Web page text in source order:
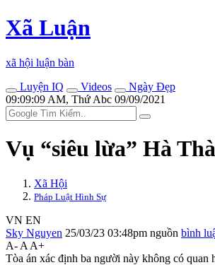
Xã Luận
xã hội luận bàn
Luyện IQ
Videos
Ngày Đẹp
09:09:09 AM, Thứ Abc 09/09/2021
Vụ “siêu lừa” Hà
Xã Hội
Pháp Luật Hình Sự
VN EN
Sky Nguyen 25/03/23 03:48pm nguồn bình
A- A A+
Tòa án xác định ba người này không có quan